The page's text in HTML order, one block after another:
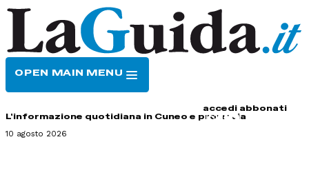
OPEN MAIN MENU
accedi abbonati
L'informazione quotidiana in Cuneo e provincia
10 agosto 2026